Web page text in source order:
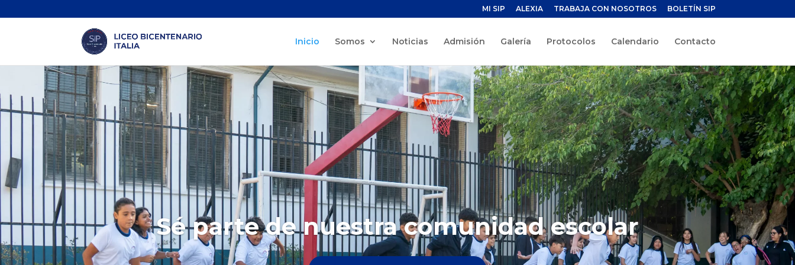
MI SIP ALEXIA TRABAJA CON NOSOTROS BOLETÍN SIP
Inicio Somos Noticias Admisión Galería Protocolos Calendario Contacto
Sé parte de nuestra comunidad escolar